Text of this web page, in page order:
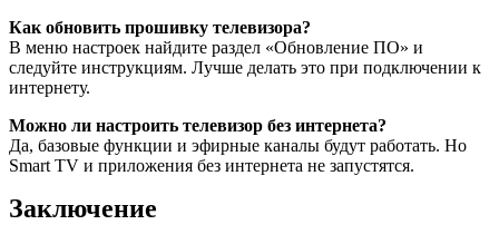
Как обновить прошивку телевизора?
В меню настроек найдите раздел «Обновление ПО» и
следуйте инструкциям. Лучше делать это при подключении к
интернету.
Можно ли настроить телевизор без интернета?
Да, базовые функции и эфирные каналы будут работать. Но
Smart TV и приложения без интернета не запустятся.
Заключение